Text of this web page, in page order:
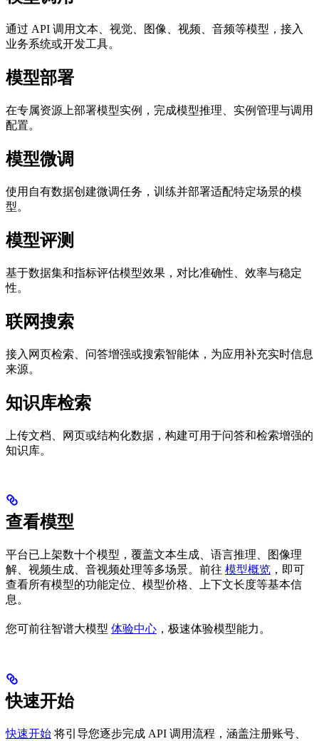
通过 API 调用文本、视觉、图像、视频、音频等模型，接入
业务系统或开发工具。
模型部署
在专属资源上部署模型实例，完成模型推理、实例管理与调用
配置。
模型微调
使用自有数据创建微调任务，训练并部署适配特定场景的模
型。
模型评测
基于数据集和指标评估模型效果，对比准确性、效率与稳定
性。
联网搜索
接入网页检索、问答增强或搜索智能体，为应用补充实时信息
来源。
知识库检索
上传文档、网页或结构化数据，构建可用于问答和检索增强的
知识库。
查看模型
平台已上架数十个模型，覆盖文本生成、语言推理、图像理
解、视频生成、音视频处理等多场景。前往 模型概览 ，即可
查看所有模型的功能定位、模型价格、上下文长度等基本信
息。
您可前往智谱大模型 体验中心 ，极速体验模型能力。
快速开始
快速开始 将引导您逐步完成 API 调用流程，涵盖注册账号、